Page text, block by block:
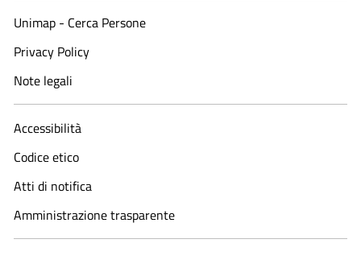
Unimap - Cerca Persone
Privacy Policy
Note legali
Accessibilità
Codice etico
Atti di notifica
Amministrazione trasparente